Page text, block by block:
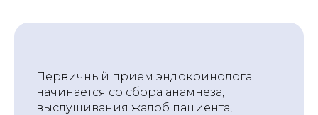
Первичный прием эндокринолога
начинается со сбора анамнеза,
выслушивания жалоб пациента,